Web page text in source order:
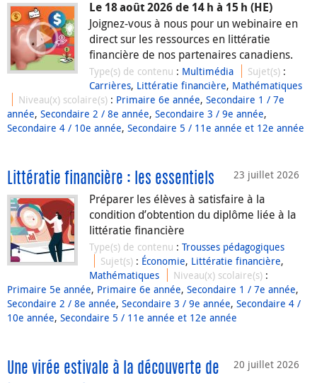
Le 18 août 2026 de 14 h à 15 h (HE)
Joignez-vous à nous pour un webinaire en
direct sur les ressources en littératie
financière de nos partenaires canadiens.
Type(s) de contenu : Multimédia Sujet(s) :
Carrières, Littératie financière, Mathématiques
Niveau(x) scolaire(s) : Primaire 6e année,Secondaire 1 / 7e
année, Secondaire 2 / 8e année, Secondaire 3 / 9e année,
Secondaire 4 / 10e année, Secondaire 5 / 11e année et 12e année
23 juillet 2026
Littératie financière : les essentiels
Préparer les élèves à satisfaire à la
condition d’obtention du diplôme liée à la
littératie financière
Type(s) de contenu : Trousses pédagogiques
Sujet(s) : Économie, Littératie financière,
Mathématiques
Niveau(x) scolaire(s) :
Primaire 5e année, Primaire 6e année, Secondaire 1 / 7e année,
Secondaire 2 / 8e année, Secondaire 3 / 9e année, Secondaire 4 /
10e année, Secondaire 5 / 11e année et 12e année
20 juillet 2026
Une virée estivale à la découverte de